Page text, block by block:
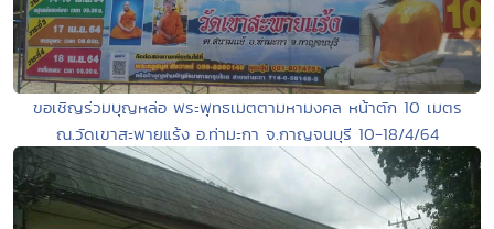
ขอเชิญร่วมบุญหล่อ พระพุทธเมตตามหามงคล หน้าตัก 10 เมตร
ณ.วัดเขาสะพายแร้ง อ.ท่ามะกา จ.กาญจนบุรี 10-18/4/64